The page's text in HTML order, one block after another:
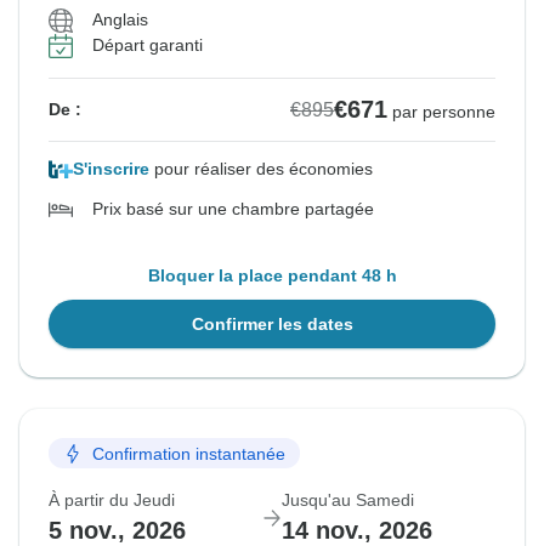
Anglais
Départ garanti
De : €895€671 par personne
S'inscrire pour réaliser des économies
Prix basé sur une chambre partagée
Bloquer la place pendant 48 h
Confirmer les dates
Confirmation instantanée
À partir du Jeudi
5 nov., 2026
Jusqu'au Samedi
14 nov., 2026